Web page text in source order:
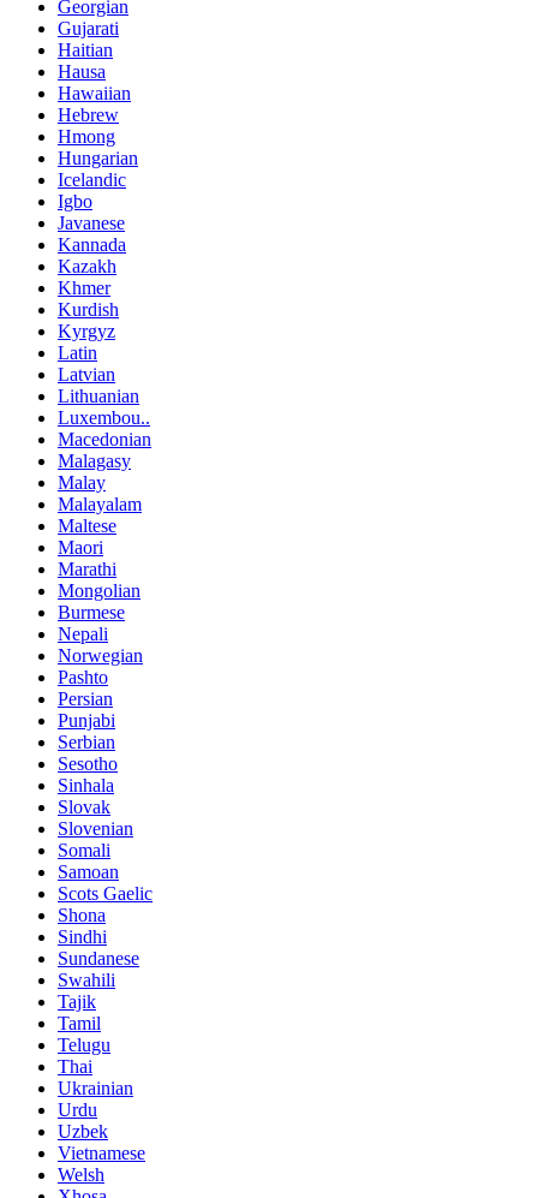
Georgian
Gujarati
Haitian
Hausa
Hawaiian
Hebrew
Hmong
Hungarian
Icelandic
Igbo
Javanese
Kannada
Kazakh
Khmer
Kurdish
Kyrgyz
Latin
Latvian
Lithuanian
Luxembou..
Macedonian
Malagasy
Malay
Malayalam
Maltese
Maori
Marathi
Mongolian
Burmese
Nepali
Norwegian
Pashto
Persian
Punjabi
Serbian
Sesotho
Sinhala
Slovak
Slovenian
Somali
Samoan
Scots Gaelic
Shona
Sindhi
Sundanese
Swahili
Tajik
Tamil
Telugu
Thai
Ukrainian
Urdu
Uzbek
Vietnamese
Welsh